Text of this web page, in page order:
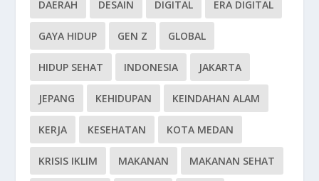
DAERAH DESAIN DIGITAL ERA DIGITAL
GAYA HIDUP GEN Z GLOBAL
HIDUP SEHAT INDONESIA JAKARTA
JEPANG KEHIDUPAN KEINDAHAN ALAM
KERJA KESEHATAN KOTA MEDAN
KRISIS IKLIM MAKANAN MAKANAN SEHAT